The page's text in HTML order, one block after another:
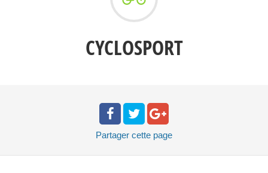
CYCLOSPORT
Partager cette page